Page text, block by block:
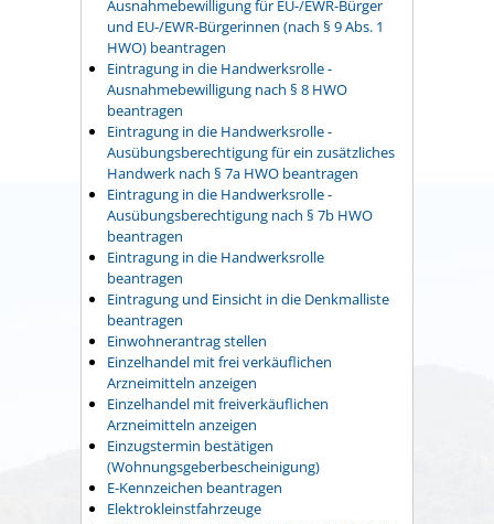
Ausnahmebewilligung für EU-/EWR-Bürger
und EU-/EWR-Bürgerinnen (nach § 9 Abs. 1
HWO) beantragen
Eintragung in die Handwerksrolle -
Ausnahmebewilligung nach § 8 HWO
beantragen
Eintragung in die Handwerksrolle -
Ausübungsberechtigung für ein zusätzliches
Handwerk nach § 7a HWO beantragen
Eintragung in die Handwerksrolle -
Ausübungsberechtigung nach § 7b HWO
beantragen
Eintragung in die Handwerksrolle
beantragen
Eintragung und Einsicht in die Denkmalliste
beantragen
Einwohnerantrag stellen
Einzelhandel mit frei verkäuflichen
Arzneimitteln anzeigen
Einzelhandel mit freiverkäuflichen
Arzneimitteln anzeigen
Einzugstermin bestätigen
(Wohnungsgeberbescheinigung)
E-Kennzeichen beantragen
Elektrokleinstfahrzeuge